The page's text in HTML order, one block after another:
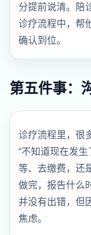
分提前说清。陪
诊疗流程中，帮
确认到位。
第五件事：
诊疗流程里，很
“不知道现在发
等、去缴费，还
做完，报告什么
并没有出错，但
焦虑。